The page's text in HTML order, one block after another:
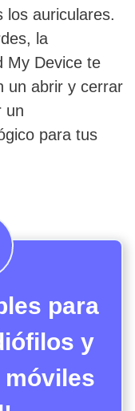
los auriculares.
la
My Device te
un abrir y cerrar
un
para tus
para
y
móviles